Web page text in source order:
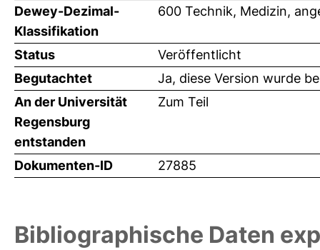
Dewey-Dezimal-
Klassifikation
600 Technik, Medizin,
Status
Veröffentlicht
Begutachtet
Ja, diese Version wurde
An der Universität
Regensburg
entstanden
Zum Teil
Dokumenten-ID 27885
Bibliographische Daten